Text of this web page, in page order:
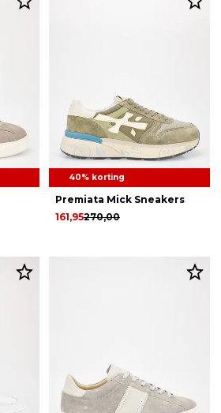
40% korting
Premiata Mick Sneakers
270,00
161,95